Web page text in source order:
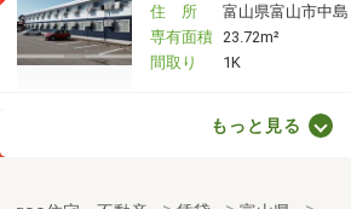
住 所
富山県富山市中島
専有面積 23.72m²
間取り
1K
富山県富山市婦中町砂子田もっと見る